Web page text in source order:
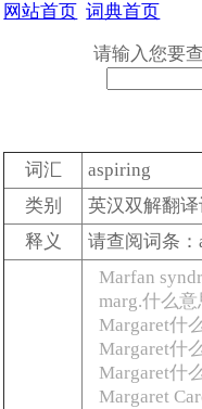
网站首页 词典首页
请输入您要
词汇
aspiring
类别
英汉双解翻
释义
请查阅词条：
Marfan
marg.什么
Margaret什
Margaret什
Margaret什
Margaret